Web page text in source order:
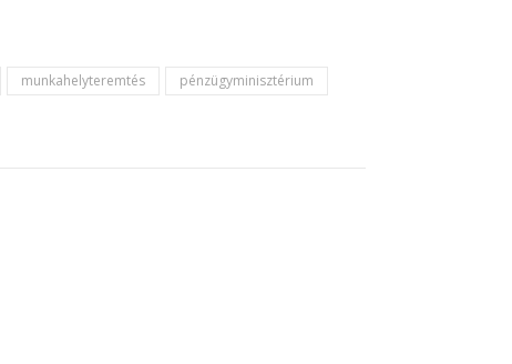
munkahelyteremtés
pénzügyminisztérium